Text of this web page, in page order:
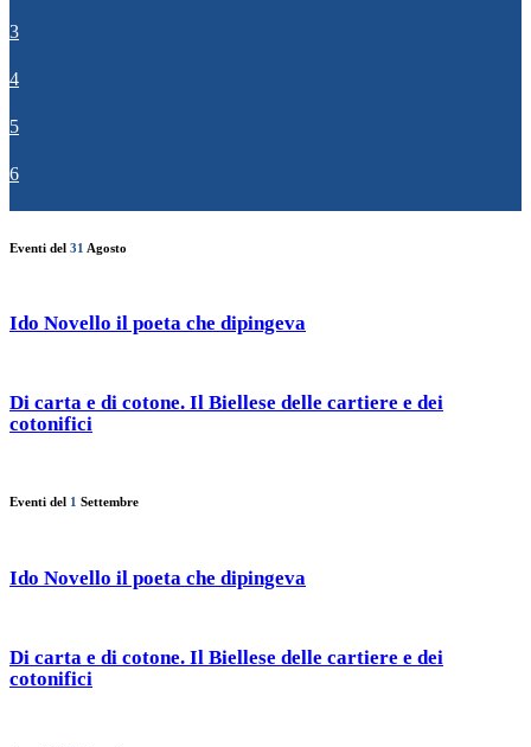
3
4
5
6
Eventi del 31 Agosto
Ido Novello il poeta che dipingeva
Di carta e di cotone. Il Biellese delle cartiere e dei
cotonifici
Eventi del 1 Settembre
Ido Novello il poeta che dipingeva
Di carta e di cotone. Il Biellese delle cartiere e dei
cotonifici